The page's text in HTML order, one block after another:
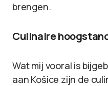
brengen.
Culinaire
Wat mij vooral is
aan Košice zijn de